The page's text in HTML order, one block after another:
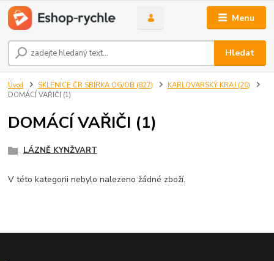
Menu
Hledat
Úvod SKLENICE ČR SBÍRKA OG/OB (827)
KARLOVARSKÝ KRAJ (20)
DOMÁCÍ VAŘIČI (1)
DOMÁCÍ VAŘIČI (1)
LÁZNĚ KYNŽVART
V této kategorii nebylo nalezeno žádné zboží.